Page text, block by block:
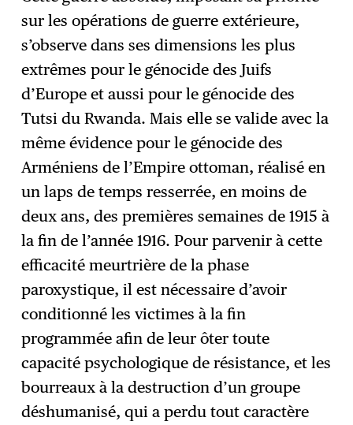
sur les opérations de guerre extérieure,
s’observe dans ses dimensions les plus
extrêmes pour le génocide des Juifs
d’Europe et aussi pour le génocide des
Tutsi du Rwanda. Mais elle se valide avec la
même évidence pour le génocide des
Arméniens de l’Empire ottoman, réalisé en
un laps de temps resserrée, en moins de
deux ans, des premières semaines de 1915 à
la fin de l’année 1916. Pour parvenir à cette
efficacité meurtrière de la phase
paroxystique, il est nécessaire d’avoir
conditionné les victimes à la fin
programmée afin de leur ôter toute
capacité psychologique de résistance, et les
bourreaux à la destruction d’un groupe
déshumanisé, qui a perdu tout caractère